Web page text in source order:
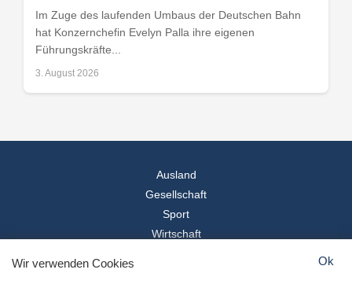
Im Zuge des laufenden Umbaus der Deutschen Bahn
hat Konzernchefin Evelyn Palla ihre eigenen
Führungskräfte...
3. August 2026
Ausland
Gesellschaft
Sport
Wirtschaft
© 2026Landesspiegel
Wir verwenden Cookies Ok